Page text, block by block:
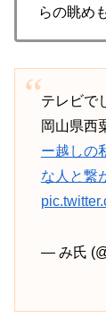
らの眺め
テレビで
岡山県西
ー越しの
な人と繋
— み氏